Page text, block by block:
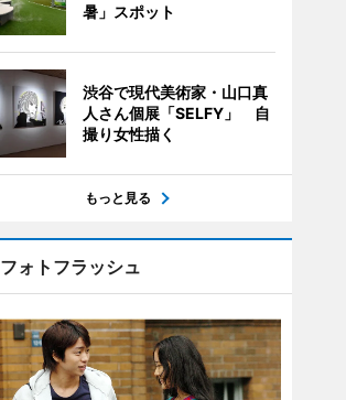
暑」スポット
渋谷で現代美術家・山口真
人さん個展「SELFY」 自
撮り女性描く
もっと見る
フォトフラッシュ